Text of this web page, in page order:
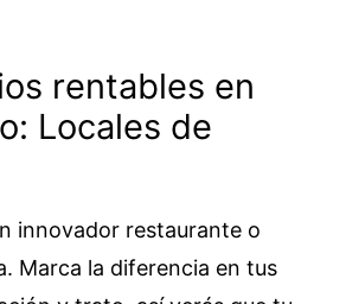
rentables en
Locales de
innovador restaurante o
Marca la diferencia en tus